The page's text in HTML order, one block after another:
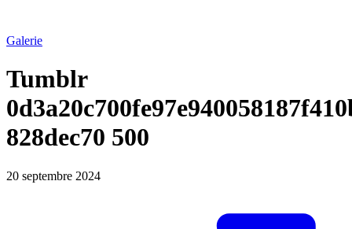
Galerie
Tumblr
828dec70 500
20 septembre 2024